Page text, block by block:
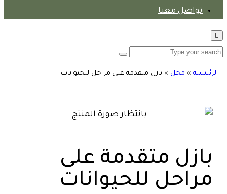
تواصل معنا
الرئيسية » محل » بازل متقدمة على مراحل للحيوانات
بازل متقدمة على
مراحل للحيوانات